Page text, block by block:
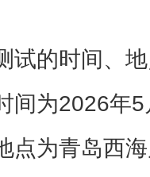
试的时间、
为2026年5
点为青岛西